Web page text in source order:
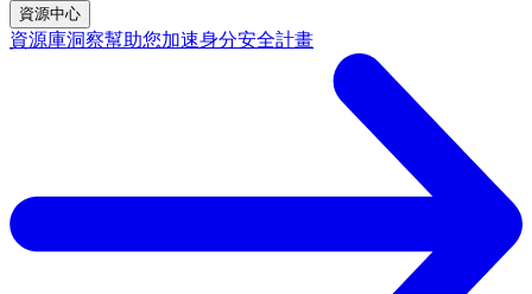
資源中心
資源庫洞察幫助您加速身分安全計畫